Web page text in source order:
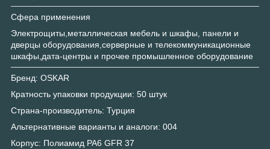
Сфера применения
Электрощиты,металлическая мебель и шкафы, панели и
дверцы оборудования,серверные и телекоммуникационные
шкафы,дата-центры и прочее промышленное оборудование
Бренд: OSKAR
Кратность упаковки продукции: 50 штук
Страна-производитель: Турция
Альтернативные варианты и аналоги: 004
Корпус: Полиамид PA6 GFR 37